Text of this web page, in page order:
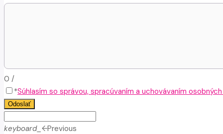
0 /
*Súhlasím so správou, spracúvaním a uchovávaním
Odoslať
keyboard_arrow_leftPrevious